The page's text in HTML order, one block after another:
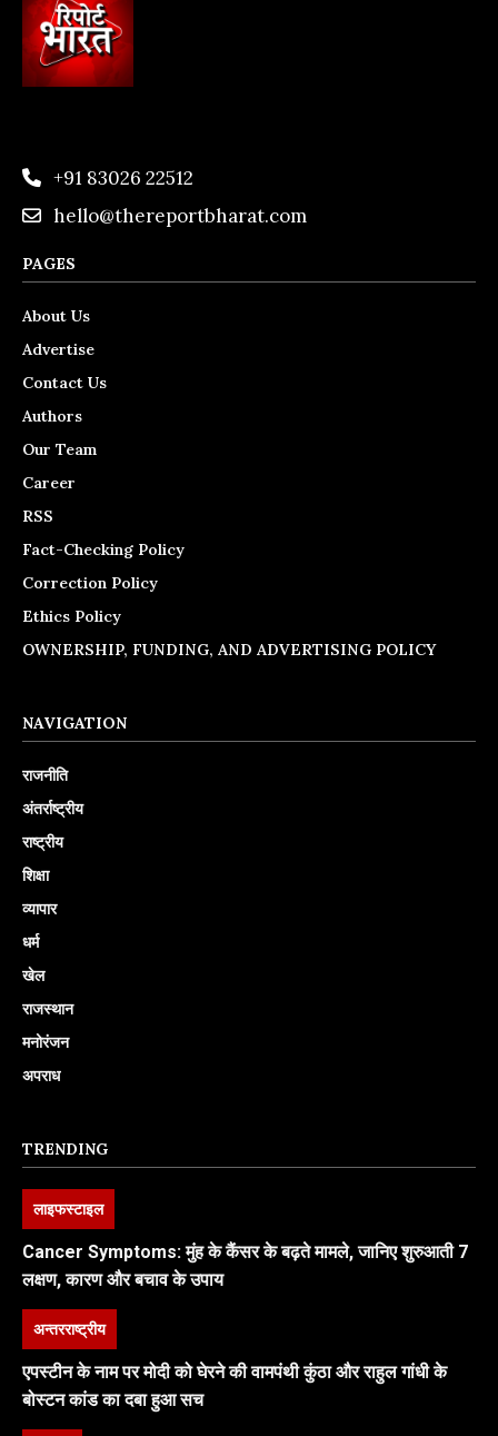
+91 83026 22512
hello@thereportbharat.com
PAGES
About Us
Advertise
Contact Us
Authors
Our Team
Career
RSS
Fact-Checking Policy
Correction Policy
Ethics Policy
OWNERSHIP, FUNDING, AND ADVERTISING POLICY
NAVIGATION
राजनीति
अंतर्राष्ट्रीय
राष्ट्रीय
शिक्षा
व्यापार
धर्म
खेल
राजस्थान
मनोरंजन
अपराध
TRENDING
लाइफस्टाइल
Cancer Symptoms: मुंह के कैंसर के बढ़ते मामले, जानिए शुरुआती 7
लक्षण, कारण और बचाव के उपाय
अन्तरराष्ट्रीय
एपस्टीन के नाम पर मोदी को घेरने की वामपंथी कुंठा और राहुल गांधी के
बोस्टन कांड का दबा हुआ सच